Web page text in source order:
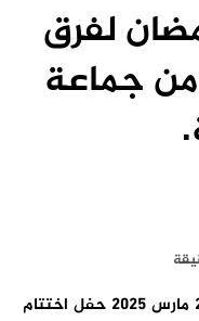
لفرق
من جماعة
إحتضنت ملاعب السلام يوم الأربعاء 26 مارس 2025 حفل اختتام